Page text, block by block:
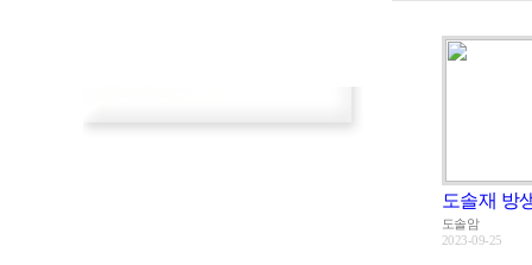
도솔재 방
도솔암
2023-09-25